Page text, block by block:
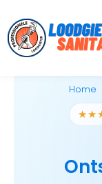
to
content
Home